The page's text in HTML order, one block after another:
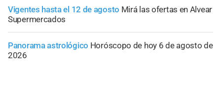
Vigentes hasta el 12 de agosto Mirá las ofertas en Alvear
Supermercados
Panorama astrológico Horóscopo de hoy 6 de agosto de
2026